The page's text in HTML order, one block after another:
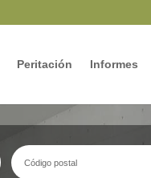
Peritación Informes